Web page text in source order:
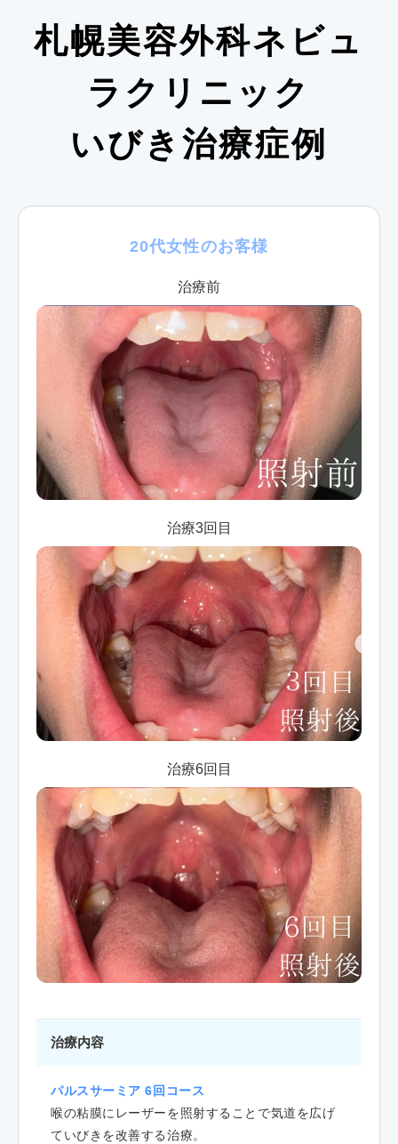
札幌美容外科ネビュ
ラクリニック
いびき治療症例
20代女性のお客様
治療前
治療3回目
治療6回目
治療内容
パルスサーミア 6回コース
喉の粘膜にレーザーを照射することで気道を広げ
ていびきを改善する治療。